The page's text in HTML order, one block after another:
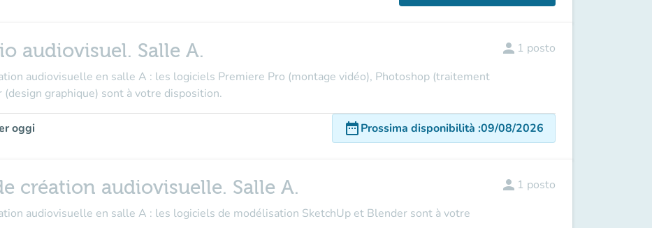
audiovisuel. Salle A.
audiovisuelle en salle A : les logiciels Premiere Pro (montage vidéo), Photoshop (traitement
graphique) sont à votre disposition.
person 1 posto
oggi date_rangeProssima disponibilità :09/08/2026
création audiovisuelle. Salle A.
audiovisuelle en salle A : les logiciels de modélisation SketchUp et Blender sont à votre
person 1 posto